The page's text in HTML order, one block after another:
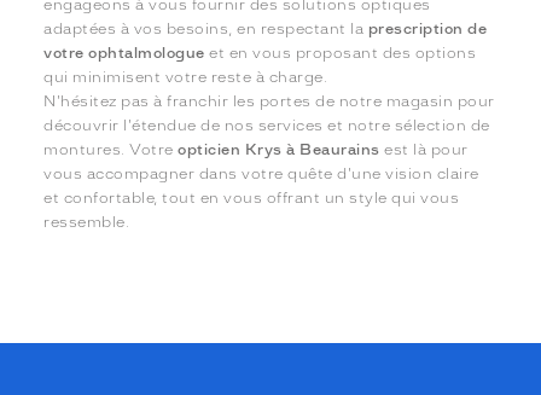
engageons à vous fournir des solutions optiques
adaptées à vos besoins, en respectant la prescription de
votre ophtalmologue et en vous proposant des options
qui minimisent votre reste à charge.
N'hésitez pas à franchir les portes de notre magasin pour
découvrir l'étendue de nos services et notre sélection de
montures. Votreopticien Krys à Beaurains est là pour
vous accompagner dans votre quête d'une vision claire
et confortable, tout en vous offrant un style qui vous
ressemble.